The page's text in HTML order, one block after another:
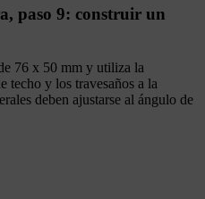
paso 9: construir un
76 x 50 mm y utiliza la
techo y los travesaños a la
deben ajustarse al ángulo de